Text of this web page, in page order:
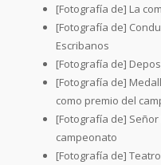
[Fotografía de] La
[Fotografía de]
Escribanos
[Fotografía de]
[Fotografía de]
como premio del
[Fotografía de]
campeonato
[Fotografía de]